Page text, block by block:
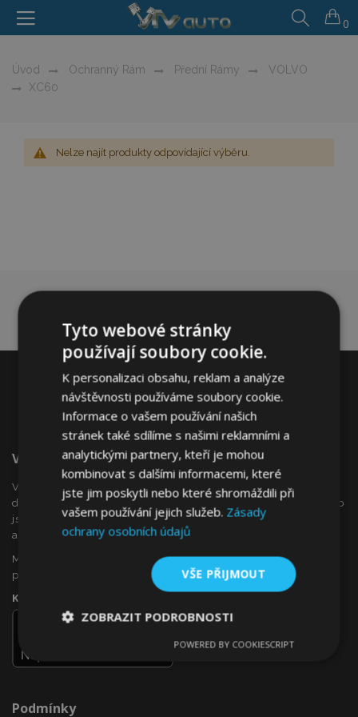
0
Úvod Ochranný Rám Přední Rámy
VOLVO
XC60
Nelze najít produkty odpovídající výběru.
Vítejte Na VTVauto.cz
VTVauto je maloobchodním prodejcem a velkoobchodním
dodavatelem autopříslušenství a autodoplňků v Evropě, jako
jsou např .: ozdobné kryty kol (poklice), okenní deflektory,
autopotahy, autorohože, chromové kryty a rámy, ...
Máte zájem o dropshipping, nebo se chcete stát naším
partnerem?
Kontaktujte nás ještě dnes!
Podmínky
Tyto webové stránky
používají soubory cookie.
K personalizaci obsahu, reklam a analýze
návštěvnosti používáme soubory cookie.
Informace o vašem používání našich
stránek také sdílíme s našimi reklamními a
analytickými partnery, kteří je mohou
kombinovat s dalšími informacemi, které
jste jim poskytli nebo které shromáždili při
vašem používání jejich služeb. Zásady
ochrany osobních údajů
VŠE PŘIJMOUT
ZOBRAZIT PODROBNOSTI
nutné
Výkonové
soubory
Soubory
POWERED BY COOKIESCRIPT